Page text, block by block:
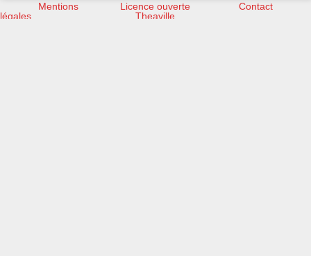
Mentions
légales
Licence ouverte
Theaville
Contact